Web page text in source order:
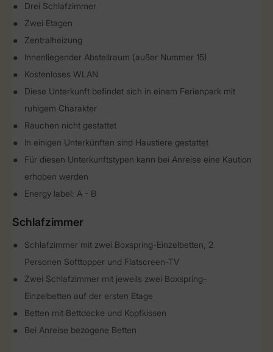
Drei Schlafzimmer
Zwei Etagen
Zentralheizung
Innenliegender Abstellraum (außer Nummer 15)
Kostenloses WLAN
Diese Unterkunft befindet sich in einem Ferienpark mit
ruhigem Charakter
Rauchen nicht gestattet
In einigen Unterkünften sind Haustiere gestattet
Für diesen Unterkunftstypen kann bei Anreise eine Kaution
erhoben werden
Energy label: A - B
Schlafzimmer
Schlafzimmer mit zwei Boxspring-Einzelbetten, 2
Personen Softtopper und Flatscreen-TV
Zwei Schlafzimmer mit jeweils zwei Boxspring-
Einzelbetten auf der ersten Etage
Betten mit Bettdecke und Kopfkissen
Bei Anreise bezogene Betten